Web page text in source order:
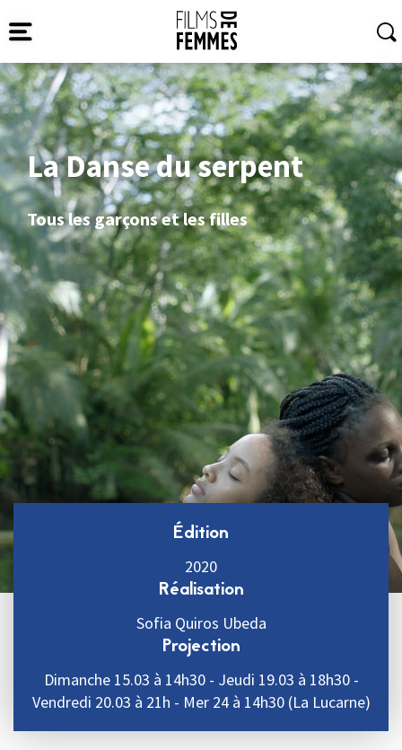
La Danse du serpent
Tous les garçons et les filles
Édition
2020
Réalisation
Sofia Quiros Ubeda
Projection
Dimanche 15.03 à 14h30 - Jeudi 19.03 à 18h30 -
Vendredi 20.03 à 21h - Mer 24 à 14h30 (La Lucarne)